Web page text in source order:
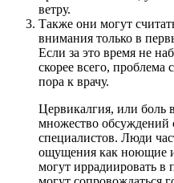
ветру.
Также они могут
внимания только в
Если за это время не
скорее всего, проблема
пора к врачу.
Цервикалгия, или боль
множество обсуждений
специалистов. Люди
ощущения как ноющие
могут иррадиировать